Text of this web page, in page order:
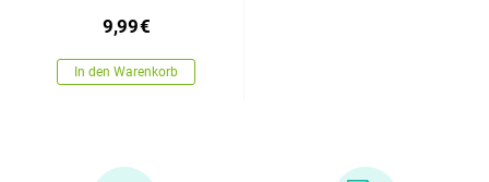
9,99€
In den Warenkorb